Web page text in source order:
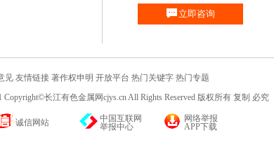
立即咨询
见 友情链接 著作权申明 开放平台 热门关键字 热门专题
长江有色金属网cjys.cn All Rights Reserved 版权所有 复制 必究
诚信网站
中国互联网
举报中心
网络举报
APP下载